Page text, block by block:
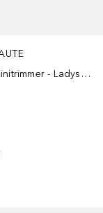
4-in-1 Bikinitrimmer - Ladyshave - Scheerapparaat - Gezicht - Oksels - Benen - Bikinilijn